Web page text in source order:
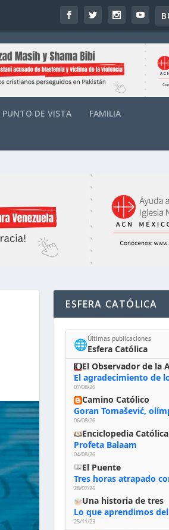
PUNTO DE VISTA FAMILIA
ESFERA CATÓLICA
🌐Últimas publicaciones
Esfera Católica
07/08/26
Camino Católico
06/08/26
Enciclopedia Católica
Profeta Balaam
04/08/26
El Puente
28/07/26
Una historia de tres
25/11/23